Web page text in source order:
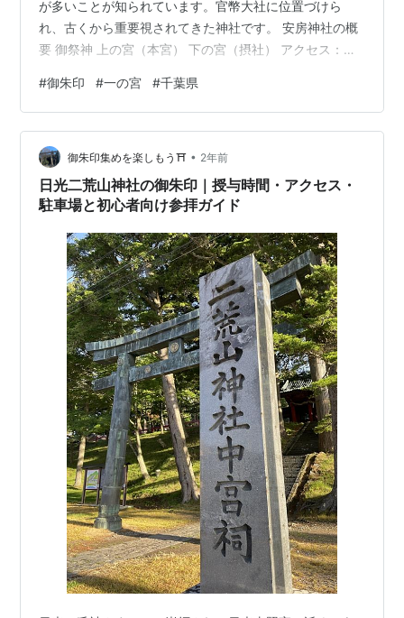
が多いことが知られています。官幣大社に位置づけら
れ、古くから重要視されてきた神社です。 安房神社の概
要 御祭神 上の宮（本宮） 下の宮（摂社） アクセス：Ｃ
御朱印帳 御守 授与時間 規模と見どころ：Ａランク 上の
宮 下の宮 鳥居 名物グルメ リンク 安房神社の概要 アクセ
ス：Ｃ 御朱印 ：Ｂ 規模 ：Ａ 社格：式内社、安房国一
宮、官幣大社、別表神社 創建は皇紀元年(西暦紀元前660
年)と伝えられています。 神武天皇の御命令を受けられた
天…
#御朱印 #一の宮 #千葉県
御朱印集めを楽しもう⛩️ • 2年前
日光二荒山神社の御朱印｜授与時間・アクセス・
駐車場と初心者向け参拝ガイド